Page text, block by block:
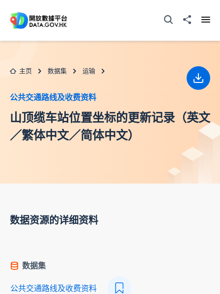
打开搜寻器分享至
主页 数据集 运输
公共交通路线及收费资料
山顶缆车站位置坐标的更新记录（英文
／繁体中文／简体中文）
下载
数据资源的详细资料
数据集
公共交通路线及收费资料